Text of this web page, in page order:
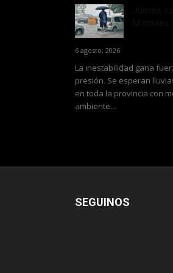
6 agosto, 2026
La inestabilidad gana
presión. Se esperan
en toda la provincia con
ambiente...
SEGUINOS